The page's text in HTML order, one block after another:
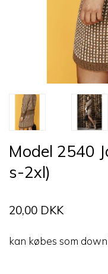
Model 2540
s-2xl)
20,00 DKK
kan købes som